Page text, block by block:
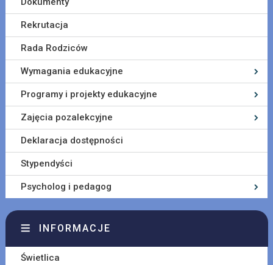
Rekrutacja
Rada Rodziców
Wymagania edukacyjne
Programy i projekty edukacyjne
Zajęcia pozalekcyjne
Deklaracja dostępności
Stypendyści
Psycholog i pedagog
INFORMACJE
Świetlica